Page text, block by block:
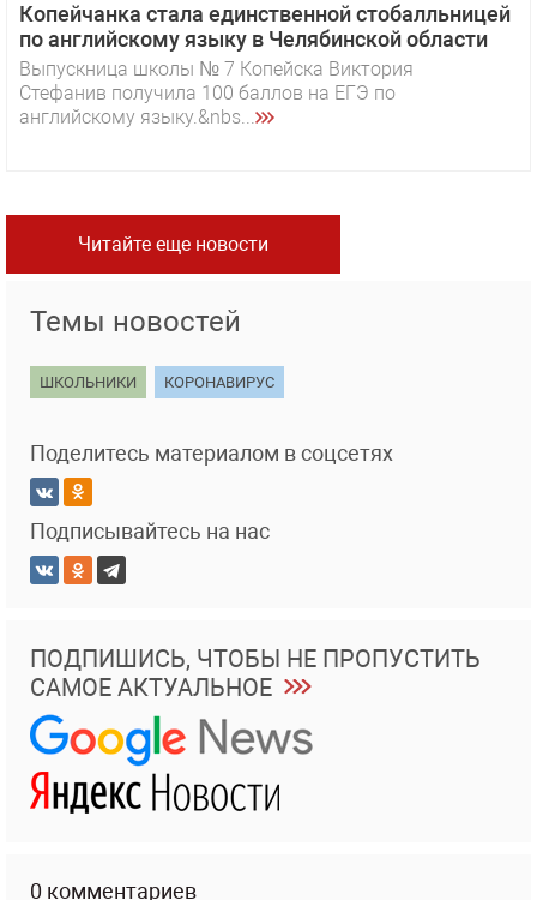
Копейчанка стала единственной стобалльницей
по английскому языку в Челябинской области
Выпускница школы № 7 Копейска Виктория
Стефанив получила 100 баллов на ЕГЭ по
английскому языку.&nbs...
Читайте еще новости
Темы новостей
ШКОЛЬНИКИ КОРОНАВИРУС
Поделитесь материалом в соцсетях
Подписывайтесь на нас
ПОДПИШИСЬ, ЧТОБЫ НЕ ПРОПУСТИТЬ
САМОЕ АКТУАЛЬНОЕ
0 комментариев